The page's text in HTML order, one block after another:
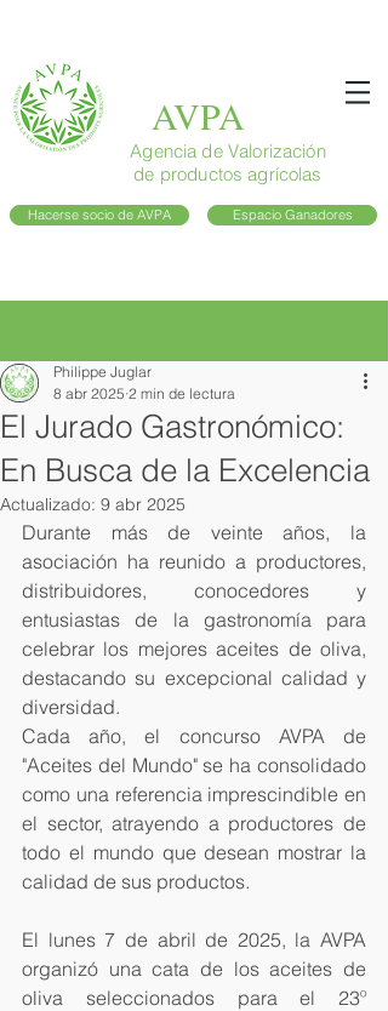
AVPA
Agencia de Valorización
de productos agrícolas
Hacerse socio de AVPA Espacio Ganadores
El Jurado Gastronómico:
En Busca de la Excelencia
Philippe Juglar
8 abr 2025 2 min de lectura
Actualizado: 9 abr 2025
Durante más de veinte años, la
asociación ha reunido a productores,
distribuidores, conocedores y
entusiastas de la gastronomía para
celebrar los mejores aceites de oliva,
destacando su excepcional calidad y
diversidad.
Cada año, el concurso AVPA de
"Aceites del Mundo" se ha consolidado
como una referencia imprescindible en
el sector, atrayendo a productores de
todo el mundo que desean mostrar la
calidad de sus productos.
El lunes 7 de abril de 2025, la AVPA
organizó una cata de los aceites de
oliva seleccionados para el 23º